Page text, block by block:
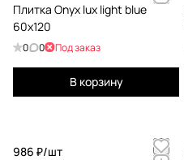
Плитка Onyx lux light blue
60x120
0 0 Под заказ
В корзину
986 ₽/шт